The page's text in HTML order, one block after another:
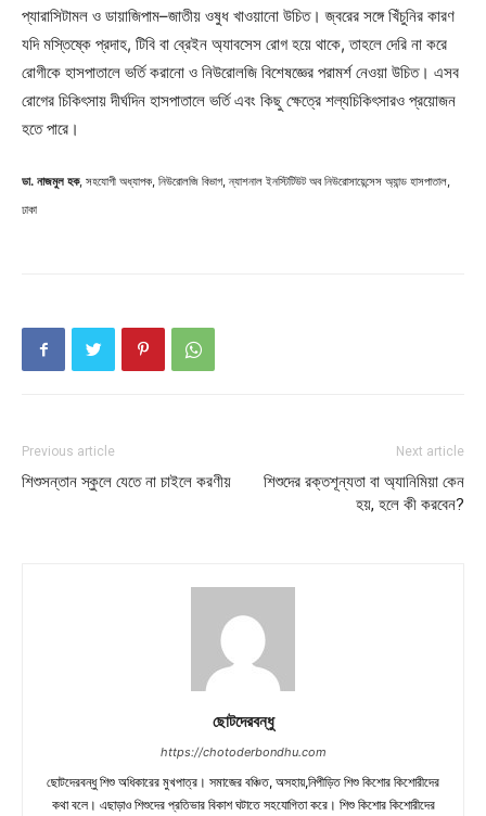
প্যারাসিটামল ও ডায়াজিপাম–জাতীয় ওষুধ খাওয়ানো উচিত। জ্বরের সঙ্গে খিঁচুনির কারণ
যদি মস্তিষ্কে প্রদাহ, টিবি বা ব্রেইন অ্যাবসেস রোগ হয়ে থাকে, তাহলে দেরি না করে
রোগীকে হাসপাতালে ভর্তি করানো ও নিউরোলজি বিশেষজ্ঞের পরামর্শ নেওয়া উচিত। এসব
রোগের চিকিৎসায় দীর্ঘদিন হাসপাতালে ভর্তি এবং কিছু ক্ষেত্রে শল্যচিকিৎসারও প্রয়োজন
হতে পারে।
ডা. নাজমুল হক, সহযোগী অধ্যাপক, নিউরোলজি বিভাগ, ন্যাশনাল ইনস্টিটিউট অব নিউরোসায়েন্সেস অ্যান্ড হাসপাতাল,
ঢাকা
Previous article
শিশুসন্তান স্কুলে যেতে না চাইলে করণীয়
Next article
শিশুদের রক্তশূন্যতা বা অ্যানিমিয়া কেন
হয়, হলে কী করবেন?
ছোটদেরবন্ধু
https://chotoderbondhu.com
ছোটদেরবন্ধু শিশু অধিকারের মুখপাত্র। সমাজের বঞ্চিত, অসহায়,নিপীড়িত শিশু কিশোর কিশোরীদের
কথা বলে। এছাড়াও শিশুদের প্রতিভার বিকাশ ঘটাতে সহযোগিতা করে। শিশু কিশোর কিশোরীদের